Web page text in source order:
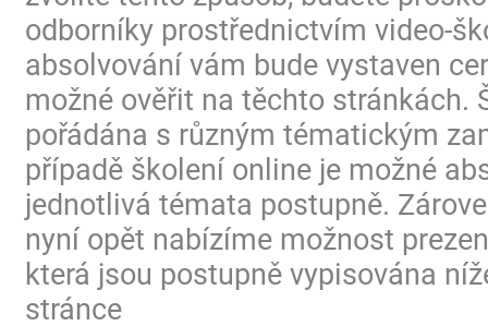
odborníky prostřednictvím video-
absolvování vám bude vystaven
možné ověřit na těchto stránkách.
pořádána s různým tématickým
případě školení online je možné
jednotlivá témata postupně.
nyní opět nabízíme možnost
která jsou postupně vypisována
stránce